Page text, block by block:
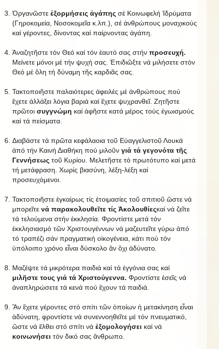
Ὀργανῶστε ἐξορμήσεις ἀγάπης σέ Κοινωφελή Ἱδρύματα
(Γηροκομεία, Νοσοκομεῖα κ.λπ.), σέ ἀνθρώπους μοναχικούς
καί γέροντες, δίνοντας καί παίρνοντας ἀγάπη.
Ἀναζητῆστε τόν Θεό καί τόν ἑαυτό σας στήν προσευχή.
Μείνετε μόνοι μέ τήν ψυχή σας. Ἐπιδιῶξτε νά μιλήσετε στόν
Θεό μέ ὃλη τή δύναμη τῆς καρδιᾶς σας.
Τακτοποιῆστε παλαιότερες ἀφειλές μέ ἀνθρώπους πού
ἒχετε ἀλλάξει λόγια βαριά καί ἒχετε ψυχρανθεῖ. Ζητῆστε
πρῶτοι συγγνώμη καί ἀφῆστε κατά μέρος τούς ἐγωισμούς
καί τά πείσματα.
Διαβάστε τά πρῶτα κεφάλαοια τοῦ Εὐαγγελιστοῦ Λουκά
ἀπό τήν Καινή Διαθήκη πού μιλοῦν γιά τά γεγονότα τῆς
Γεννήσεως τοῦ Κυρίου. Μελετῆστε τό πρωτότυπο καί μετά
τή μετάφραση. Χωρίς βιασύνη, λέξη-λέξη καί
προσευχόμενοι.
Τακτοποιῆστε ἐγκαίρως τίς ἑτοιμασίες τοῦ σπιτιοῦ ὣστε νά
μπορεῖτε νά παρακολουθεῖτε τίς Ἀκολουθίεςκαί νά ζεῖτε
τά τελούμενα στήν ἐκκλησία. Φροντίστε μετά τόν
ἐκκλησιασμό τῶν Χριστουγέννων νά μαζευτεῖτε γύρω ἀπό
τό τραπέζι σάν πραγματική οἰκογένεια, κάτι πού τόν
ὑπόλοιπο χρόνο εἶναι δύσκολο ἂν ὂχι ἀδύνατο.
Μαζέψτε τά μικρότερα παιδιά καί τά ἐγγόνια σας καί
μιλῆστε τους γιά τά Χριστούγεννα. Φροντίστε ἐσεῖς νά
άναπληρώσετε τά κενά πού ἒχουν τά παιδιά.
Ἂν ἒχετε γέροντες στό σπίτι τῶν ὁποίων ἡ μετακίνηση εἶναι
ἀδύνατη, φροντίστε νά συνεννοηθεῖτε μέ τόν πνευματικό,
ὣστε νά ἒλθει στό σπίτι νά ἐξομολογήσει καί νά
κοινωνήσει τόν δικό σας ἂνθρωπο.